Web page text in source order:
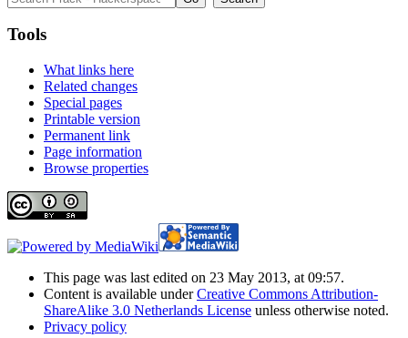
Tools
What links here
Related changes
Special pages
Printable version
Permanent link
Page information
Browse properties
This page was last edited on 23 May 2013, at 09:57.
Content is available underCreative Commons Attribution-
ShareAlike 3.0 Netherlands License unless otherwise noted.
Privacy policy